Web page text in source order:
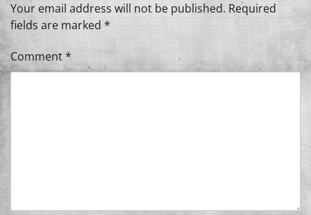
Your email address will not be published. Required
fields are marked *
Comment*